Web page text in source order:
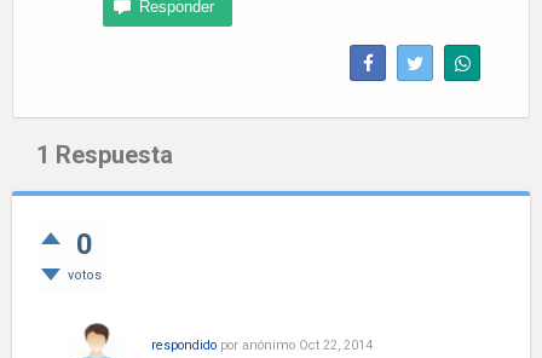
1 Respuesta
0
votos
respondido por anónimo Oct 22, 2014